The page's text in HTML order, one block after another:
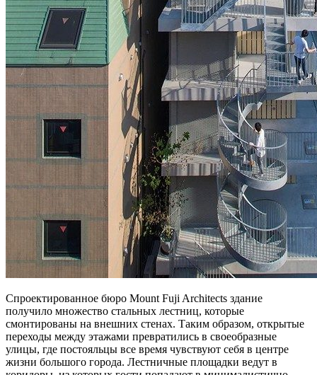
Спроектированное бюро Mount Fuji Architects здание
получило множество стальных лестниц, которые
смонтированы на внешних стенах. Таким образом, открытые
переходы между этажами превратились в своеобразные
улицы, где постояльцы все время чувствуют себя в центре
жизни большого города. Лестничные площадки ведут в